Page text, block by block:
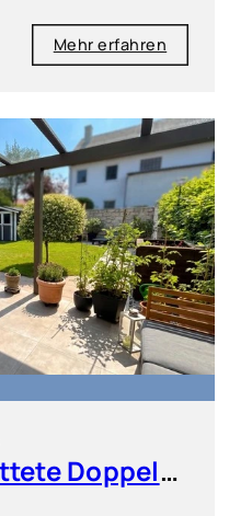
Mehr erfahren
Top ausgestattete Doppelhaushälfte in sehr guter Lage